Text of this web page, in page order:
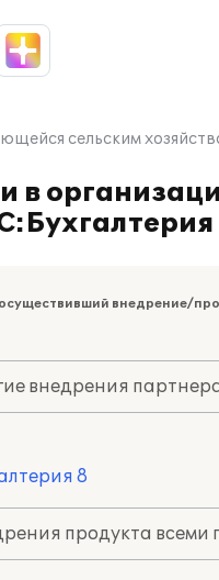
сельским
в
внедрение/
внедрения
8
продукта всеми